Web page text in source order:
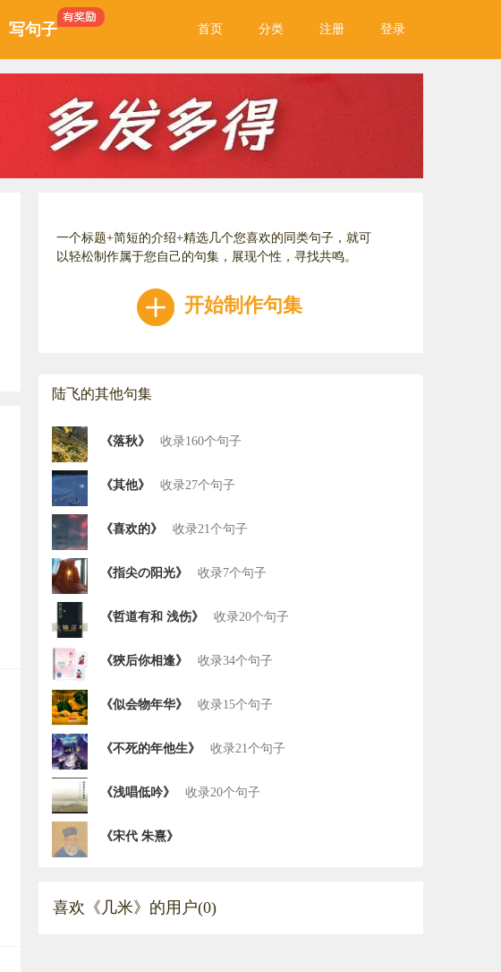
写句子 首页 分类 注册 登录
一个标题+简短的介绍+精选几个您喜欢的同类句子，就可
以轻松制作属于您自己的句集，展现个性，寻找共鸣。
开始制作句集
陆飞的其他句集
《落秋》 收录160个句子
《其他》 收录27个句子
《喜欢的》 收录21个句子
《指尖の阳光》 收录7个句子
《哲道有和 浅伤》 收录20个句子
《狹后你相逢》 收录34个句子
《似会物年华》 收录15个句子
《不死的年他生》 收录21个句子
《浅唱低吟》 收录20个句子
《宋代 朱熹》
喜欢《几米》的用户(0)